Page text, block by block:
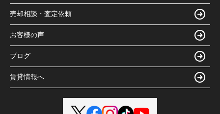
売却相談・査定依頼
お客様の声
ブログ
賃貸情報へ